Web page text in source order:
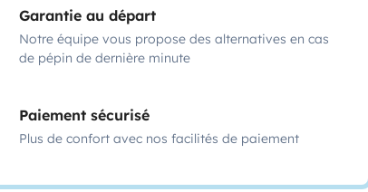
Garantie au départ
Notre équipe vous propose des alternatives en cas
de pépin de dernière minute
Paiement sécurisé
Plus de confort avec nos facilités de paiement